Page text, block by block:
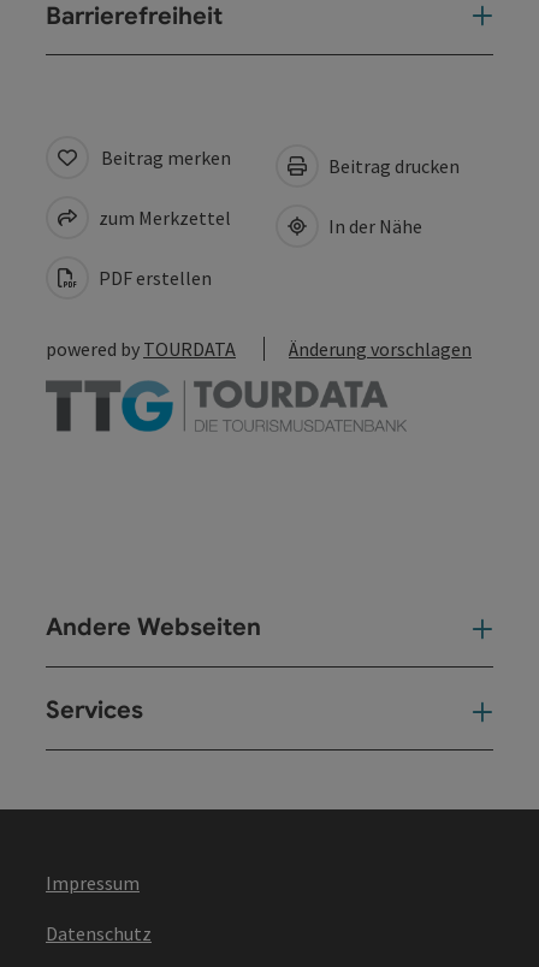
Barrierefreiheit
Beitrag merken
zum Merkzettel
PDF erstellen
Beitrag drucken
In der Nähe
powered by TOURDATA Änderung vorschlagen
Andere Webseiten
Services
Impressum
Datenschutz